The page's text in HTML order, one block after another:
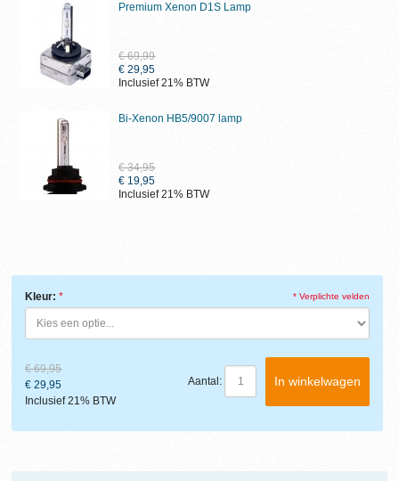
Premium Xenon D1S Lamp
€ 69,99
€ 29,95
Inclusief 21% BTW
Bi-Xenon HB5/9007 lamp
€ 34,95
€ 19,95
Inclusief 21% BTW
Kleur: * Verplichte velden
€ 69,95
€ 29,95
Inclusief 21% BTW
Aantal: In winkelwagen